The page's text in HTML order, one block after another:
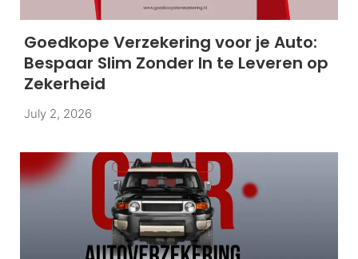
Goedkope Verzekering voor je Auto:
Bespaar Slim Zonder In te Leveren op
Zekerheid
July 2, 2026